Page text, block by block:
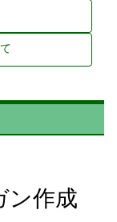
ン作成